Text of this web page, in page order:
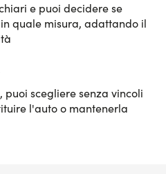
e puoi decidere se
quale misura, adattando il
scegliere senza vincoli
l'auto o mantenerla